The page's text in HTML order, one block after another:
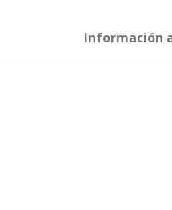
Información